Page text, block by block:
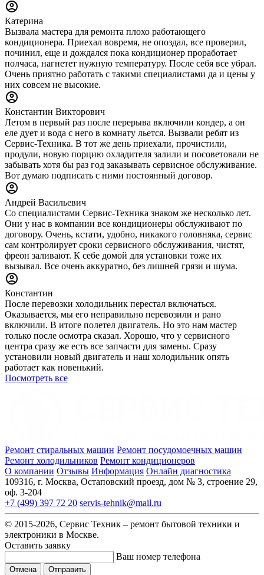
Катерина
Вызвала мастера для ремонта плохо работающего
кондиционера. Приехал вовремя, не опоздал, все проверил,
починил, еще и дождался пока кондиционер проработает
полчаса, нагнетет нужную температуру. После себя все убрал.
Очень приятно работать с такими специалистами да и цены у
них совсем не высокие.
Константин Викторович
Летом в первый раз после перерыва включили кондер, а он
еле дует и вода с него в комнату льется. Вызвали ребят из
Сервис-Техника. В тот же день приехали, прочистили,
продули, новую порцию охладителя залили и посоветовали не
забывать хотя бы раз год заказывать сервисное обслуживание.
Вот думаю подписать с ними постоянный договор.
Андрей Васильевич
Со специалистами Сервис-Техника знаком же несколько лет.
Они у нас в компании все кондиционеры обслуживают по
договору. Очень, кстати, удобно, никакого головняка, сервис
сам контролирует сроки сервисного обслуживания, чистят,
фреон заливают. К себе домой для установки тоже их
вызывал. Все очень аккуратно, без лишней грязи и шума.
Константин
После перевозки холодильник перестал включаться.
Оказывается, мы его неправильно перевозили и рано
включили. В итоге полетел двигатель. Но это нам мастер
только после осмотра сказал. Хорошо, что у сервисного
центра сразу же есть все запчасти для замены. Сразу
установили новый двигатель и наш холодильник опять
работает как новенький.
Посмотреть все
Ремонт стиральных машин Ремонт посудомоечных машин
Ремонт холодильников Ремонт кондиционеров
О компании Отзывы Информация Онлайн диагностика
109316, г. Москва, Остаповский проезд, дом № 3, строение 29,
оф. 3-204
+7 (499) 397 72 20 servis-tehnik@mail.ru
© 2015-2026, Сервис Техник – ремонт бытовой техники и
электроники в Москве.
Оставить заявку
Ваш номер телефона
Отмена Отправить